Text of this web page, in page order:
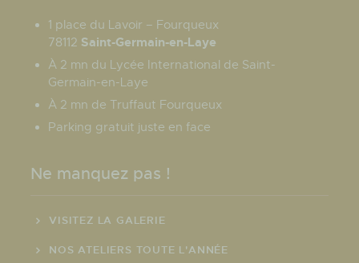
1 place du Lavoir – Fourqueux
78112 Saint-Germain-en-Laye
À 2 mn du Lycée International de Saint-
Germain-en-Laye
À 2 mn de Truffaut Fourqueux
Parking gratuit juste en face
Ne manquez pas !
VISITEZ LA GALERIE
NOS ATELIERS TOUTE L'ANNÉE